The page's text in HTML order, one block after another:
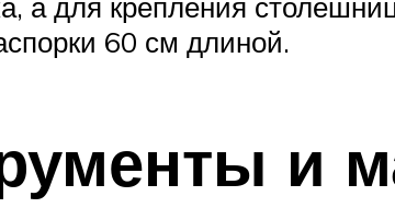
60 см длиной.
и